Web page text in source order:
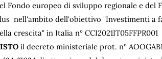
Fondo europeo di sviluppo regionale e del
nell'ambito dell'obiettivo "Investimenti a
crescita" in Italia n° CCI2021IT05FFPR001
il decreto ministeriale prot. n°